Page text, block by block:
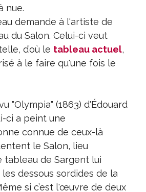
nue.
demande à l'artiste de
du Salon. Celui-ci veut
d’où le tableau actuel,
à le faire qu'une fois le
"Olympia" (1863) d'Édouard
ci a peint une
connue de ceux-là
le Salon, lieu
tableau de Sargent lui
dessous sordides de la
si c’est l'œuvre de deux